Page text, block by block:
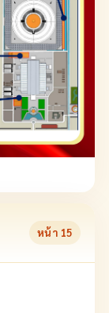
หน้า 15